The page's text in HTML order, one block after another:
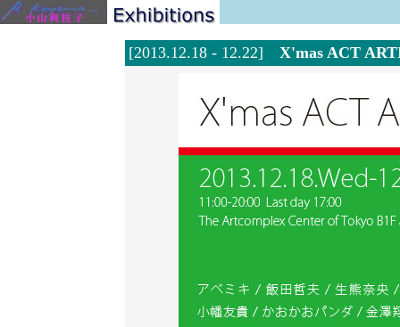
[2013.12.18 - 12.22] X'mas ACT